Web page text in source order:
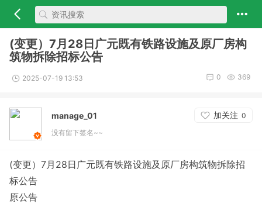
(变更）7月28日广元既有铁路设施及原厂房构
筑物拆除招标公告
2025-07-19 13:53 369
0
manage_01 加关注 0
没有留下签名~~
(变更）7月28日广元既有铁路设施及原厂房构筑物拆除招
标公告
原公告